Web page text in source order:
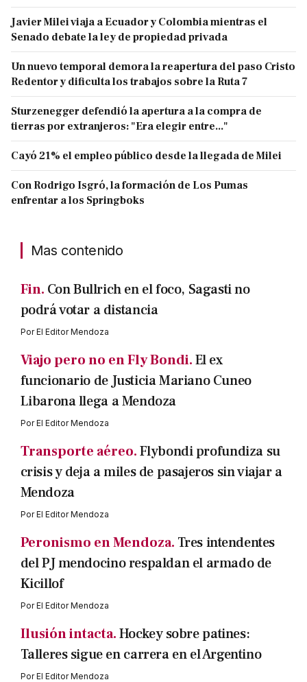
Javier Milei viaja a Ecuador y Colombia mientras el
Senado debate la ley de propiedad privada
Un nuevo temporal demora la reapertura del paso Cristo
Redentor y dificulta los trabajos sobre la Ruta 7
Sturzenegger defendió la apertura a la compra de
tierras por extranjeros: "Era elegir entre..."
Cayó 21% el empleo público desde la llegada de Milei
Con Rodrigo Isgró, la formación de Los Pumas
enfrentar a los Springboks
Mas contenido
Fin. Con Bullrich en el foco, Sagasti no
podrá votar a distancia
PorEl Editor Mendoza
Viajo pero no en Fly Bondi.El ex
funcionario de Justicia Mariano Cuneo
Libarona llega a Mendoza
PorEl Editor Mendoza
Transporte aéreo.Flybondi profundiza su
crisis y deja a miles de pasajeros sin viajar a
Mendoza
PorEl Editor Mendoza
Peronismo en Mendoza. Tres intendentes
del PJ mendocino respaldan el armado de
Kicillof
PorEl Editor Mendoza
Ilusión intacta.Hockey sobre patines:
Talleres sigue en carrera en el Argentino
PorEl Editor Mendoza